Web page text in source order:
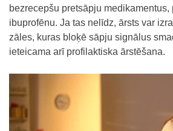
bezrecepšu pretsāpju medikamentus,
ibuprofēnu. Ja tas nelīdz, ārsts var
zāles, kuras bloķē sāpju signālus
ieteicama arī profilaktiska ārstēšana.